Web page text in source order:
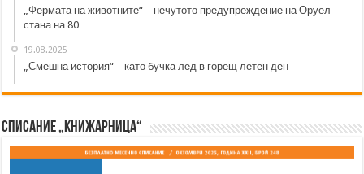
„Фермата на животните“ – нечутото предупреждение на Оруел
стана на 80
19.08.2025
„Смешна история“ – като бучка лед в горещ летен ден
Списание „Книжарница“